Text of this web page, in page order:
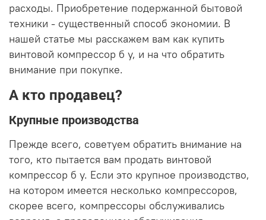
расходы. Приобретение подержанной бытовой
техники - существенный способ экономии. В
нашей статье мы расскажем вам как купить
винтовой компрессор б у, и на что обратить
внимание при покупке.
А кто продавец?
Крупные производства
Прежде всего, советуем обратить внимание на
того, кто пытается вам продать винтовой
компрессор б у. Если это крупное производство,
на котором имеется несколько компрессоров,
скорее всего, компрессоры обслуживались